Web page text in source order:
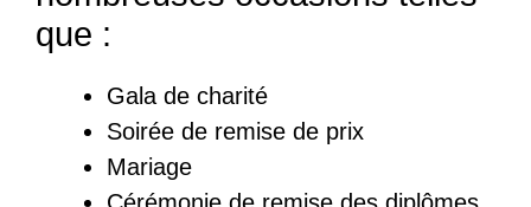
que :
Gala de charité
Soirée de remise de prix
Mariage